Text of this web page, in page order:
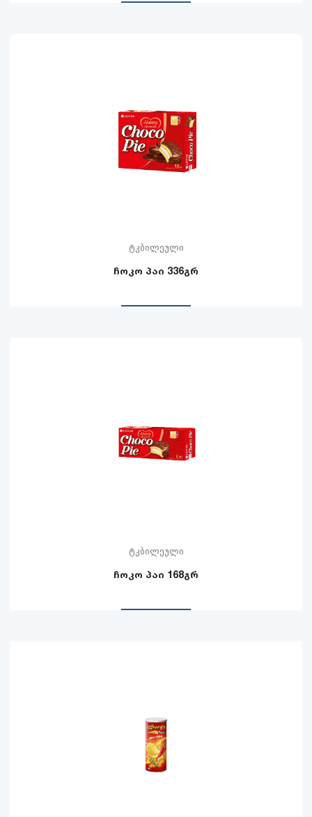
ტკბილეული
ჩოკო პაი 336გრ
ტკბილეული
ჩოკო პაი 168გრ